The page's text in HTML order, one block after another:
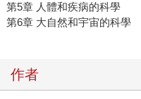
第5章 人體和疾病的科學
第6章 大自然和宇宙的科學
作者